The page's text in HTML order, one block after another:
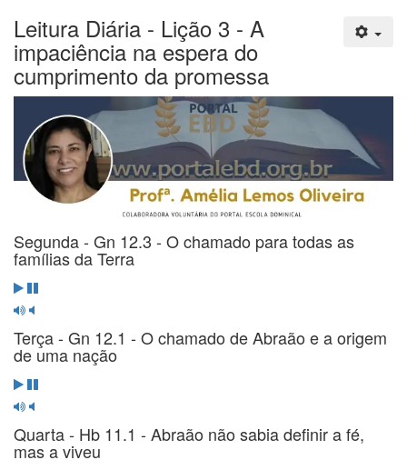
Leitura Diária - Lição 3 - A
impaciência na espera do
cumprimento da promessa
Segunda - Gn 12.3 - O chamado para todas as
famílias da Terra
Terça - Gn 12.1 - O chamado de Abraão e a origem
de uma nação
Quarta - Hb 11.1 - Abraão não sabia definir a fé,
mas a viveu